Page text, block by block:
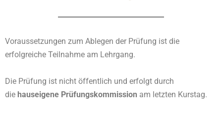
Voraussetzungen zum Ablegen der Prüfung ist die
erfolgreiche Teilnahme am Lehrgang.
Die Prüfung ist nicht öffentlich und erfolgt durch
die hauseigene Prüfungskommission am letzten Kurstag.